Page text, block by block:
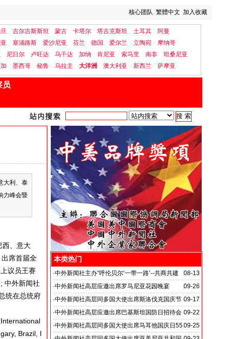
核心团队 繁體中文 加入收藏
吉尔吉斯斯坦 蒙古 卡塔尔 塔吉克斯坦 土耳其
阿曼
塞浦路斯 爱沙尼亚 芬兰 德国 爱尔兰 立陶宛
摩纳哥
尼日尔 卢旺达 乌干达 加纳 肯尼亚 索马里 南非
坦桑尼亚
墨西哥 秘鲁 乌拉圭 大洋洲 澳大利亚 新西兰 萨摩亚
员
大利、泰
力峰会暨
西、意大
席首届全
议员王赛
中外新闻社
统在总统府
Brazil, I
本类热门
08-13
·中外新闻社主办“呼伦贝尔‘一带一路’--共商共建
共享繁荣” 经贸文化合作会议
09-26
·中外新闻社高层应邀出席罗马尼亚花园晚宴
09-17
·中外新闻社高层同多国大使出席斯洛伐克国庆节
暨建军节招待会
09-22
·中外新闻社高层应邀出席巴基斯坦国防日招待会
09-25
·中外新闻社高层同多国大使出席马耳他国庆日55